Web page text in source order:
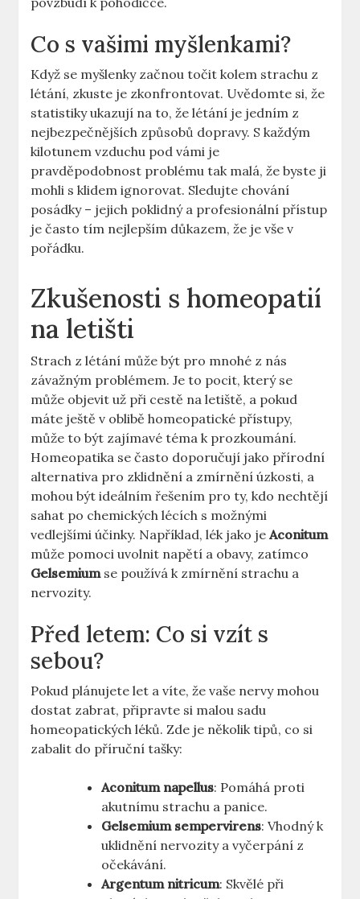
Co s vašimi myšlenkami?
Když se myšlenky začnou točit kolem strachu z
létání, zkuste je zkonfrontovat. Uvědomte si, že
statistiky ukazují na to, že létání je jedním z
nejbezpečnějších způsobů dopravy. S každým
kilotunem vzduchu pod vámi je
pravděpodobnost problému tak malá, že byste ji
mohli s klidem ignorovat. Sledujte chování
posádky – jejich poklidný a profesionální přístup
je často tím nejlepším důkazem, že je vše v
pořádku.
Zkušenosti s homeopatií
na letišti
Strach z létání může být pro mnohé z nás
závažným problémem. Je to pocit, který se
může objevit už při cestě na letiště, a pokud
máte ještě v oblibě homeopatické přístupy,
může to být zajímavé téma k prozkoumání.
Homeopatika se často doporučují jako přírodní
alternativa pro zklidnění a zmírnění úzkosti, a
mohou být ideálním řešením pro ty, kdo nechtějí
sahat po chemických lécích s možnými
vedlejšími účinky. Například, lék jako jeAconitum
může pomoci uvolnit napětí a obavy, zatímco
Gelsemiumse používá k zmírnění strachu a
nervozity.
Před letem: Co si vzít s
sebou?
Pokud plánujete let a víte, že vaše nervy mohou
dostat zabrat, připravte si malou sadu
homeopatických léků. Zde je několik tipů, co si
zabalit do příruční tašky:
Aconitum napellus: Pomáhá proti
akutnímu strachu a panice.
Gelsemium sempervirens: Vhodný k
uklidnění nervozity a vyčerpání z
očekávání.
Argentum nitricum: Skvělé při